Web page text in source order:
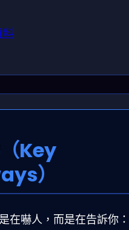
料
Key
）
在嚇人，而是在告訴你：